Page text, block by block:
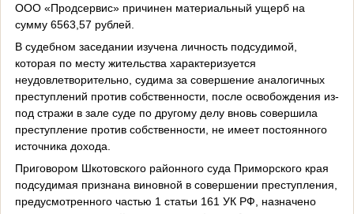
ООО «Продсервис» причинен материальный ущерб на
сумму 6563,57 рублей.
В судебном заседании изучена личность подсудимой,
которая по месту жительства характеризуется
неудовлетворительно, судима за совершение аналогичных
преступлений против собственности, после освобождения из-
под стражи в зале суде по другому делу вновь совершила
преступление против собственности, не имеет постоянного
источника дохода.
Приговором Шкотовского районного суда Приморского края
подсудимая признана виновной в совершении преступления,
предусмотренного частью 1 статьи 161 УК РФ, назначено